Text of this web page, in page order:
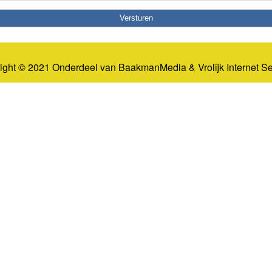
© 2021 Onderdeel van BaakmanMedia& Vrolijk Internet